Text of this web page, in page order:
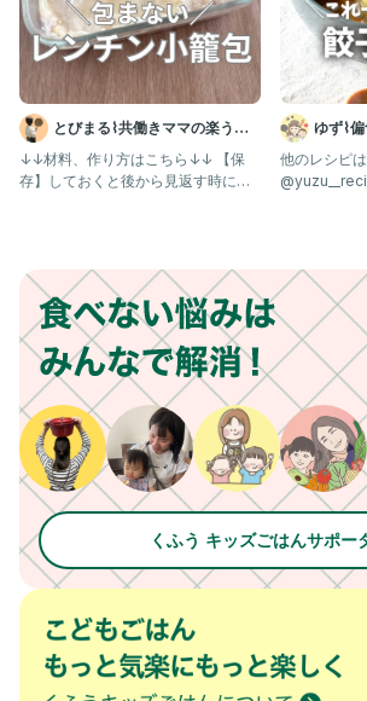
とびまる⌇共働きママの楽うま
レシピ
↓↓材料、作り方はこちら↓↓ 【保
存】しておくと後から見返す時に便
ゆず⌇
他のレシピ
@yuzu__recipe 「今日のご
くふう キッズごはんサポー